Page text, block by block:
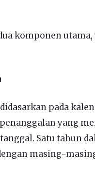
komponen
pada
yang
Satu tahun
masing-